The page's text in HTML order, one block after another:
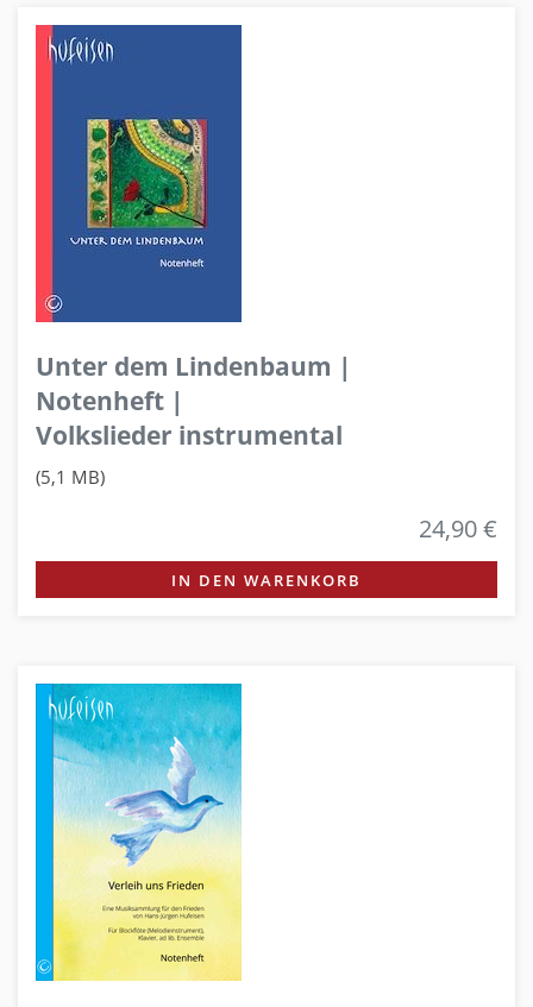
Unter dem Lindenbaum |
Notenheft |
Volkslieder instrumental
(5,1 MB)
24,90 €
IN DEN WARENKORB